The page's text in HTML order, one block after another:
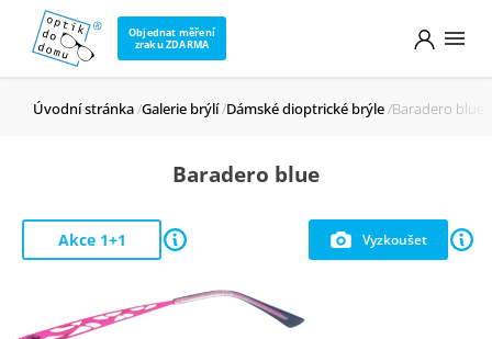
Objednat měření
zraku ZDARMA
Úvodní stránka Galerie brýlí Dámské dioptrické brýle Baradero blue
Baradero blue
Vyzkoušet
Akce 1+1